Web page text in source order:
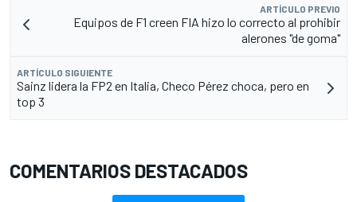
ARTÍCULO PREVIO
Equipos de F1 creen FIA hizo lo correcto al prohibir
alerones "de goma"
ARTÍCULO SIGUIENTE
Sainz lidera la FP2 en Italia, Checo Pérez choca, pero en
top 3
COMENTARIOS DESTACADOS